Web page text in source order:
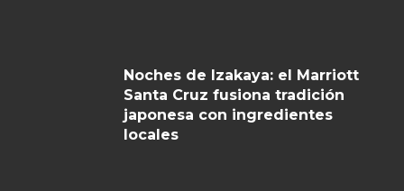
Noches de Izakaya: el Marriott
Santa Cruz fusiona tradición
japonesa con ingredientes
locales